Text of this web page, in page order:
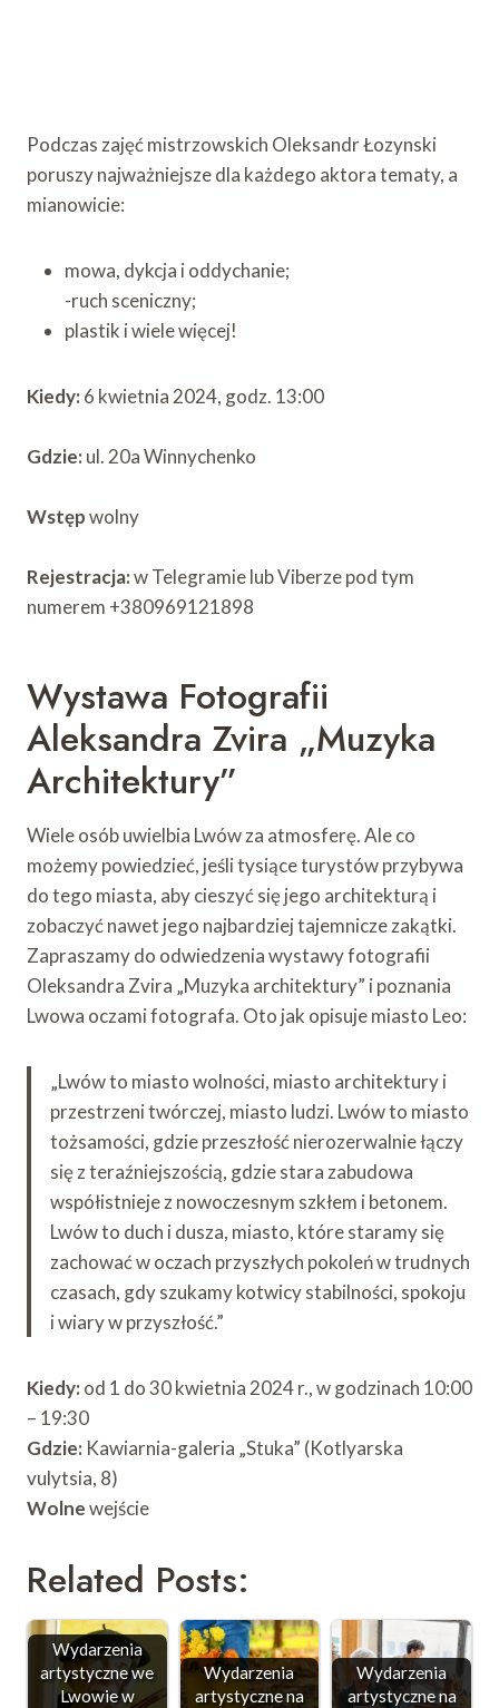
Podczas zajęć mistrzowskich Oleksandr Łozynski
poruszy najważniejsze dla każdego aktora tematy, a
mianowicie:
mowa, dykcja i oddychanie;
-ruch sceniczny;
plastik i wiele więcej!
Kiedy: 6 kwietnia 2024, godz. 13:00
Gdzie: ul. 20a Winnychenko
Wstępwolny
Rejestracja:w Telegramie lub Viberze pod tym
numerem +380969121898
Wystawa Fotografii
Aleksandra Zvira „Muzyka
Architektury”
Wiele osób uwielbia Lwów za atmosferę. Ale co
możemy powiedzieć, jeśli tysiące turystów przybywa
do tego miasta, aby cieszyć się jego architekturą i
zobaczyć nawet jego najbardziej tajemnicze zakątki.
Zapraszamy do odwiedzenia wystawy fotografii
Oleksandra Zvira „Muzyka architektury” i poznania
Lwowa oczami fotografa. Oto jak opisuje miasto Leo:
„Lwów to miasto wolności, miasto architektury i
przestrzeni twórczej, miasto ludzi. Lwów to miasto
tożsamości, gdzie przeszłość nierozerwalnie łączy
się z teraźniejszością, gdzie stara zabudowa
współistnieje z nowoczesnym szkłem i betonem.
Lwów to duch i dusza, miasto, które staramy się
zachować w oczach przyszłych pokoleń w trudnych
czasach, gdy szukamy kotwicy stabilności, spokoju
i wiary w przyszłość.”
Kiedy: od 1 do 30 kwietnia 2024 r., w godzinach 10:00
– 19:30
Gdzie: Kawiarnia-galeria „Stuka” (Kotlyarska
vulytsia, 8)
Wolnewejście
Related Posts:
Wydarzenia
artystyczne we
Lwowie w
Wydarzenia
artystyczne na
Wydarzenia
artystyczne na